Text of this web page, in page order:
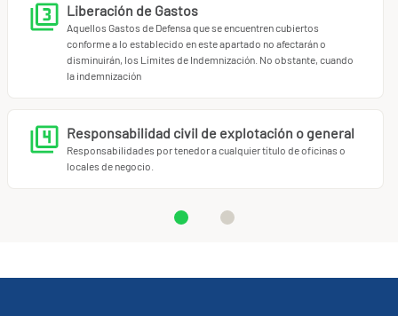
Liberación de Gastos
Aquellos Gastos de Defensa que se encuentren cubiertos
conforme a lo establecido en este apartado no afectarán o
disminuirán, los Límites de Indemnización. No obstante, cuando
la indemnización
Responsabilidad civil de explotación o general
Responsabilidades por tenedor a cualquier título de oficinas o
locales de negocio.